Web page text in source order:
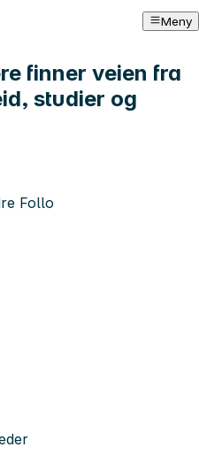
Meny
finner veien fra
studier og
Follo